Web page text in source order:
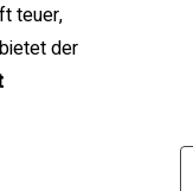
teuer,
der